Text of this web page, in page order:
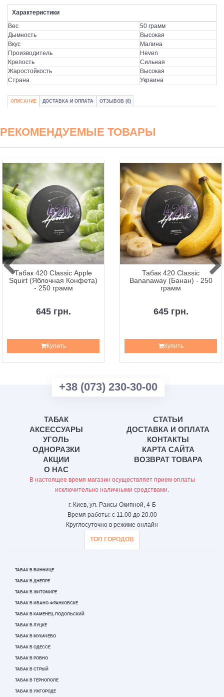
Характеристики
Вес
50 грамм
Дымность
Высокая
Вкус
Малина
Производитель
Heven
Крепость
Сильная
Жаростойкость
Высокая
Страна
Украина
ОПИСАНИЕ ДОСТАВКА И ОПЛАТА ОТЗЫВОВ (0)
РЕКОМЕНДУЕМЫЕ ТОВАРЫ
Табак 420 Classic Apple
Squirt (Яблочная Конфета)
- 250 грамм
645 грн.
Купить
Табак 420 Classic
Bananaway (Банан) - 250
грамм
645 грн.
Купить
+38 (073) 230-30-00
ТАБАК
АКСЕССУАРЫ
УГОЛЬ
ОДНОРАЗКИ
АКЦИИ
О НАС
СТАТЬИ
ДОСТАВКА И ОПЛАТА
КОНТАКТЫ
КАРТА САЙТА
ВОЗВРАТ ТОВАРА
В настоящее время магазин осуществляет прием оплаты
исключительно наличными средствами.
г. Киев, ул. Раисы Окипной, 4-Б
Время работы: с 11.00 до 20.00
Круглосуточно в режиме онлайн
ТОП ГОРОДОВ
ТАБАК В ВИННИЦЕ
ТАБАК В ДНЕПРЕ
ТАБАК В ЖИТОМИРЕ
ТАБАК В ИВАНО-ФРАНКОВСКЕ
ТАБАК В КАМЕНЕЦ-ПОДОЛЬСКИЙ
ТАБАК В ЛУЦКЕ
ТАБАК В МУКАЧЕВО
ТАБАК В ОДЕССЕ
ТАБАК В РОВНО
ТАБАК В СТРЫЙ
ТАБАК В ТЕРНОПОЛЕ
ТАБАК В УЖГОРОДЕ